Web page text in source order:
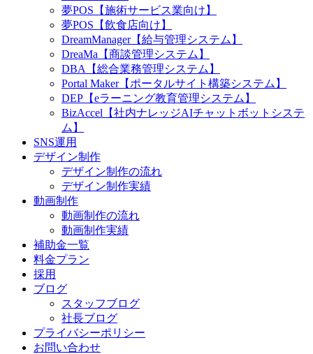
夢POS【施術サービス業向け】
夢POS【飲食店向け】
DreamManager【給与管理システム】
DreaMa【商談管理システム】
DBA【総合業務管理システム】
Portal Maker【ポータルサイト構築システム】
DEP【eラーニング教育管理システム】
BizAccel【社内ナレッジAIチャットボットシステ
ム】
SNS運用
デザイン制作
デザイン制作の流れ
デザイン制作実績
動画制作
動画制作の流れ
動画制作実績
補助金一覧
料金プラン
採用
ブログ
スタッフブログ
社長ブログ
プライバシーポリシー
お問い合わせ